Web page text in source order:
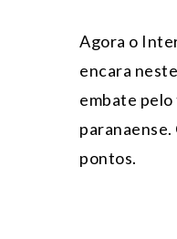
Agora o
encara
embate pelo
paranaense.
pontos.